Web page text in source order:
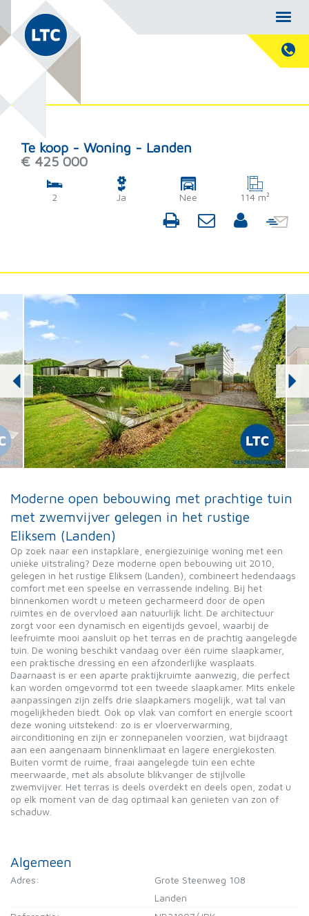
Te koop - Woning - Landen
€ 425 000
2 Ja Nee 114 m²
Moderne open bebouwing met prachtige tuin
met zwemvijver gelegen in het rustige
Eliksem (Landen)
Op zoek naar een instapklare, energiezuinige woning met een
unieke uitstraling? Deze moderne open bebouwing uit 2010,
gelegen in het rustige Eliksem (Landen), combineert hedendaags
comfort met een speelse en verrassende indeling. Bij het
binnenkomen wordt u meteen gecharmeerd door de open
ruimtes en de overvloed aan natuurlijk licht. De architectuur
zorgt voor een dynamisch en eigentijds gevoel, waarbij de
leefruimte mooi aansluit op het terras en de prachtig aangelegde
tuin. De woning beschikt vandaag over één ruime slaapkamer,
een praktische dressing en een afzonderlijke wasplaats.
Daarnaast is er een aparte praktijkruimte aanwezig, die perfect
kan worden omgevormd tot een tweede slaapkamer. Mits enkele
aanpassingen zijn zelfs drie slaapkamers mogelijk, wat tal van
mogelijkheden biedt. Ook op vlak van comfort en energie scoort
deze woning uitstekend: zo is er vloerverwarming,
airconditioning en zijn er zonnepanelen voorzien, wat bijdraagt
aan een aangenaam binnenklimaat en lagere energiekosten.
Buiten vormt de ruime, fraai aangelegde tuin een echte
meerwaarde, met als absolute blikvanger de stijlvolle
zwemvijver. Het terras is deels overdekt en deels open, zodat u
op elk moment van de dag optimaal kan genieten van zon of
schaduw.
Algemeen
Adres:
Grote Steenweg 108
Landen